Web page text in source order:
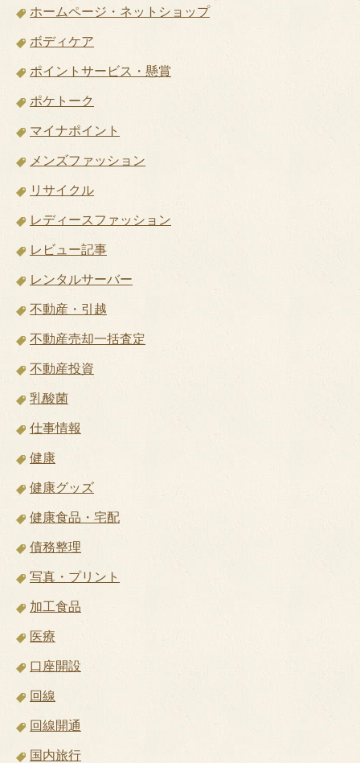
ホームページ・ネットショップ
ボディケア
ポイントサービス・懸賞
ポケトーク
マイナポイント
メンズファッション
リサイクル
レディースファッション
レビュー記事
レンタルサーバー
不動産・引越
不動産売却一括査定
不動産投資
乳酸菌
仕事情報
健康
健康グッズ
健康食品・宅配
債務整理
写真・プリント
加工食品
医療
口座開設
回線
回線開通
国内旅行